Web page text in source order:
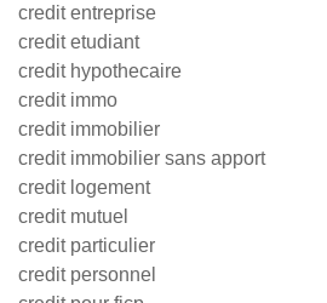
credit entreprise
credit etudiant
credit hypothecaire
credit immo
credit immobilier
credit immobilier sans apport
credit logement
credit mutuel
credit particulier
credit personnel